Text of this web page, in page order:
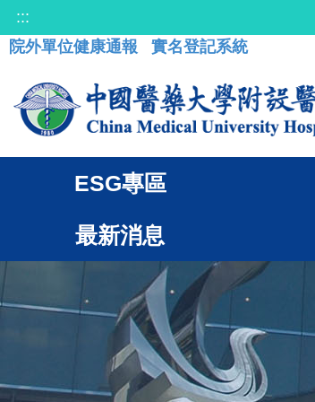
:::
院外單位健康通報
實名登記系統
ESG專區
最新消息